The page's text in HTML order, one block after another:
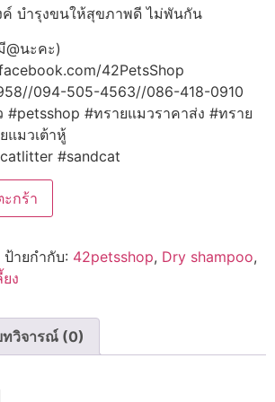
ค์ บำรุงขนให้สุขภาพดี ไม่พันกัน
@นะคะ)
42PetsShop
094-505-4563//086-418-0910
#petsshop #ทรายแมวราคาส่ง #ทราย
แมวเต้าหู้
#sandcat
กร้า
ป้ายกำกับ: 42petsshop, Dry shampoo,
ง
วิจารณ์ (0)